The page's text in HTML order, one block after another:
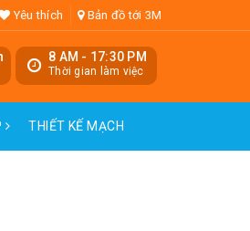
Yêu thích Bản đồ tới 3M
8 AM - 17:30 PM
Thời gian làm việc
THIẾT KẾ MẠCH